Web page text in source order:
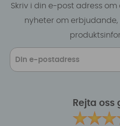
Skriv i din e-post adress
nyheter om
Rejta oss